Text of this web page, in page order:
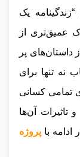
یک
عمیق‌تری از
داستان‌های پر
نه تنها برای
تمامی کسانی
تاثیرات آن‌ها
ادامه با پروژه